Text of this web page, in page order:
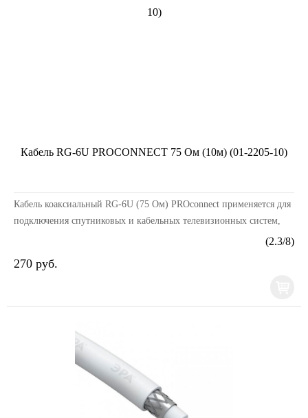
Кабель RG-6U PROCONNECT 75 Ом (10м) (01-2205-10)
Кабель коаксиальный RG-6U (75 Ом) PROconnect применяется для
подключения спутниковых и кабельных телевизионных систем,
(2.3/8)
270 руб.